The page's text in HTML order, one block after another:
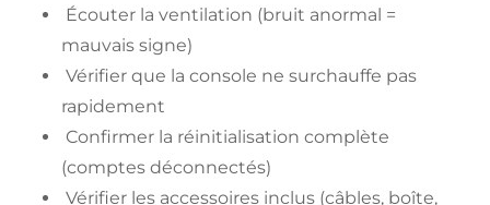
Écouter la ventilation (bruit anormal =
mauvais signe)
Vérifier que la console ne surchauffe pas
rapidement
Confirmer la réinitialisation complète
(comptes déconnectés)
Vérifier les accessoires inclus (câbles, boîte,